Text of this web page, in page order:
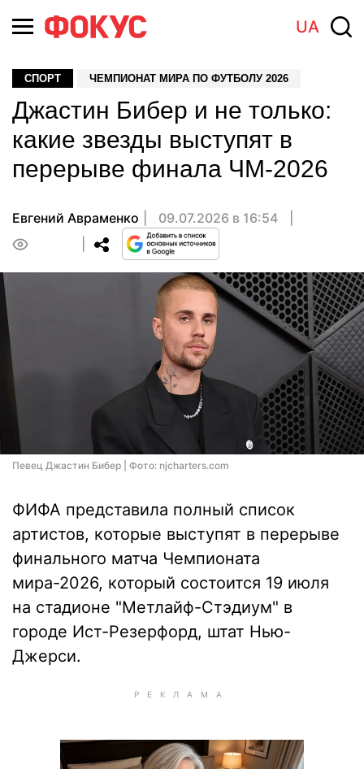
UA
СПОРТ ЧЕМПИОНАТ МИРА ПО ФУТБОЛУ 2026
Джастин Бибер и не только:
какие звезды выступят в
перерыве финала ЧМ-2026
Евгений Авраменко
09.07.2026 в 16:54
Певец Джастин Бибер | Фото: njcharters.com
ФИФА представила полный список
артистов, которые выступят в перерыве
финального матча Чемпионата
мира-2026, который состоится 19 июля
на стадионе "Метлайф-Стэдиум" в
городе Ист-Резерфорд, штат Нью-
Джерси.